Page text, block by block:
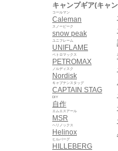
キャンプギア(キャ
Caleman
コールマン
snow peak
スノーピーク
UNIFLAME
ユニフレーム
PETROMAX
ペトロマックス
Nordisk
ノルディスク
CAPTAIN STAG
キャプテンスタッグ
自作
DIY
MSR
エムエスアール
Helinox
ヘリノックス
HILLEBERG
ヒルバーグ